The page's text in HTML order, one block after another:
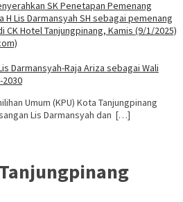
Darmansyah-Raja Ariza sebagai Wali
2030
Umum (KPU) Kota Tanjungpinang
Lis Darmansyah dan […]